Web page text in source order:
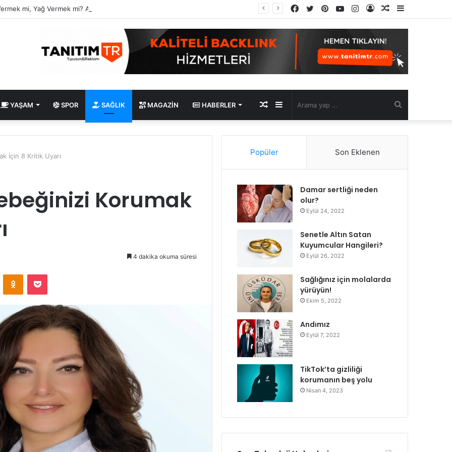
mi, Yağ Vermek mi? Aynı Şey Sanıyoruz Ama Değil!
Kenar
Rastgele
Kayıt
Instagram
YouTube
Pinterest
Twitter
Facebook
YAŞAM SPOR SAĞLIK MAGAZIN HABERLER
yap
Kenar
Bölmesi
Rastgele
Makale
İçin 8 Kritik Uyarı
Korumak
4 dakika okuma süresi
Odnoklassniki
Pocket
Popüler Son Eklenen
Damar sertliği neden
olur?
Eylül 24, 2022
Senetle Altın Satan
Kuyumcular Hangileri?
Eylül 26, 2022
Sağlığınız için molalarda
yürüyün!
Ekim 5, 2022
Andımız
Eylül 7, 2022
TikTok’ta gizliliği
korumanın beş yolu
Nisan 4, 2023